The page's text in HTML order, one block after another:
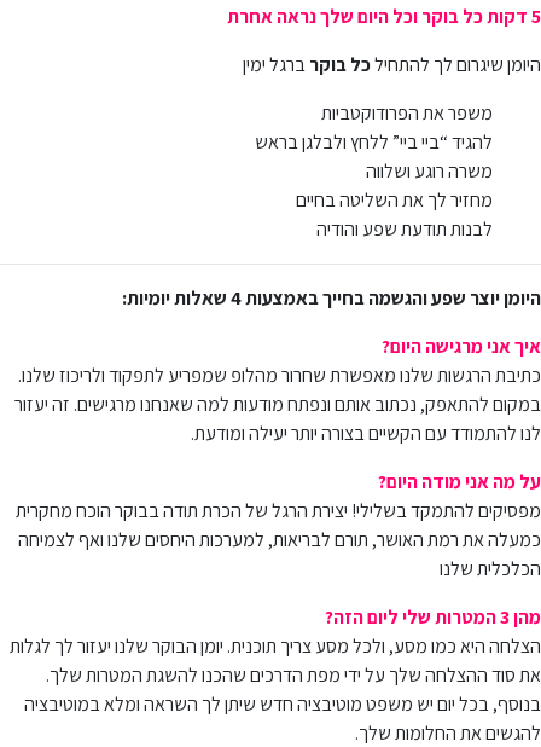
5 דקות כל בוקר
וכל היום שלךנראה אחרת
היומן שיגרום לך להתחילכל בוקרברגל ימין
משפר את הפרודוקטביות
להגיד “ביי ביי” ללחץ ולבלגן בראש
משרה רוגע ושלווה
מחזיר לך את השליטה בחיים
לבנות תודעת שפע והודיה
היומן יוצר שפע והגשמה בחייך באמצעות4 שאלות יומיות:
איך אני מרגישה היום?
כתיבת הרגשות שלנו מאפשרת שחרור מהלופ שמפריע לתפקוד ולריכוז שלנו.
במקום להתאפק, נכתוב אותם ונפתח מודעות למה שאנחנו מרגישים. זה יעזור
לנו להתמודד עם הקשיים בצורה יותר יעילה ומודעת.
על מה אני מודה היום?
מפסיקים להתמקד בשלילי! יצירת הרגל של הכרת תודה בבוקר הוכח מחקרית
כמעלה את רמת האושר, תורם לבריאות, למערכות היחסים שלנו ואף לצמיחה
הכלכלית שלנו
מהן 3 המטרות שלי ליום הזה?
הצלחה היא כמו מסע, ולכל מסע צריך תוכנית. יומן הבוקר שלנו יעזור לך לגלות
את סוד ההצלחה שלך על ידי מפת הדרכים שהכנו להשגת המטרות שלך.
בנוסף, בכל יום יש משפט מוטיבציה חדש שיתן לך השראה ומלא במוטיבציה
להגשים את החלומות שלך.